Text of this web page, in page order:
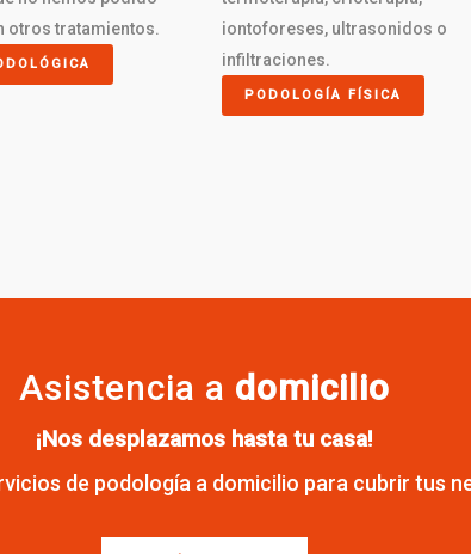
otros tratamientos.
iontoforeses, ultrasonidos o
infiltraciones.
PODOLOGÍA FÍSICA
Asistencia a domicilio
¡Nos desplazamos hasta tu casa!
de podología a domicilio para cubrir tus